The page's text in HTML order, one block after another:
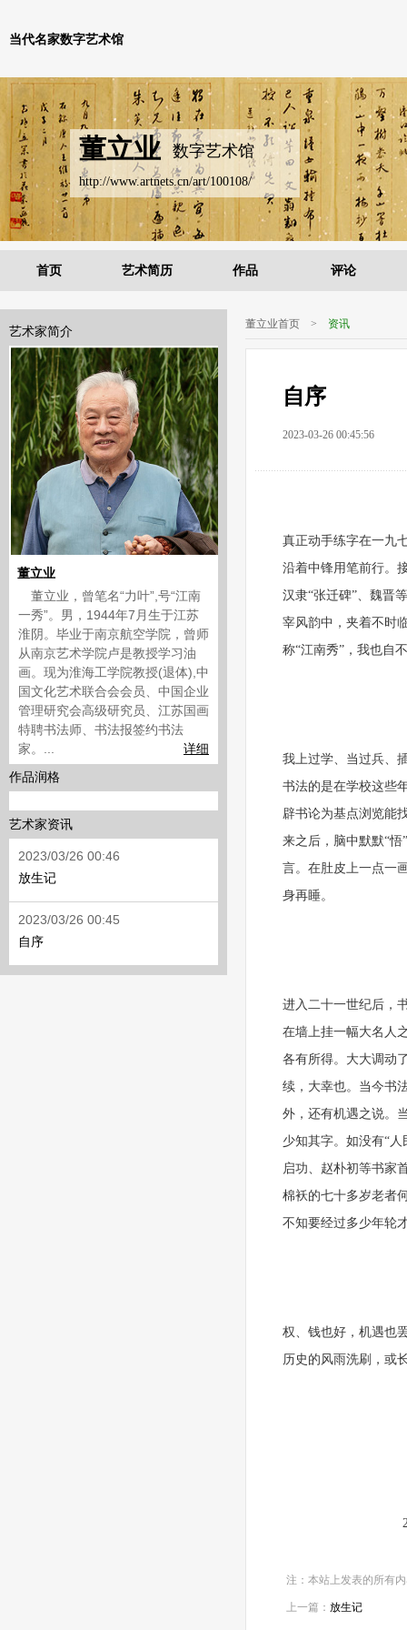
当代名家数字艺术馆
董立业 数字艺术馆
http://www.artnets.cn/art/100108/
首页 艺术简历 作品 评论
艺术家简介
董立业
董立业，曾笔名“力叶”,号“江南
一秀”。男，1944年7月生于江苏
淮阴。毕业于南京航空学院，曾师
从南京艺术学院卢是教授学习油
画。现为淮海工学院教授(退体),中
国文化艺术联合会会员、中国企业
管理研究会高级研究员、江苏国画
特聘书法师、书法报签约书法
家。...
详细
作品润格
艺术家资讯
2023/03/26 00:46
放生记
2023/03/26 00:45
自序
董立业首页 > 资讯
自序
2023-03-26 00:45:56
真正动手练字在一九
沿着中锋用笔前行。
汉隶“张迁碑”、魏晋
宰风韵中，夹着不时
称“江南秀”，我也自
我上过学、当过兵、
书法的是在学校这些
辟书论为基点浏览能
来之后，脑中默默“
言。在肚皮上一点一
身再睡。
进入二十一世纪后，
在墙上挂一幅大名人
各有所得。大大调动
续，大幸也。当今书
外，还有机遇之说。
少知其字。如没有“
启功、赵朴初等书家
棉袄的七十多岁老者
不知要经过多少年轮
权、钱也好，机遇也
历史的风雨洗刷，或
注：本站上发表的所有
上一篇： 放生记